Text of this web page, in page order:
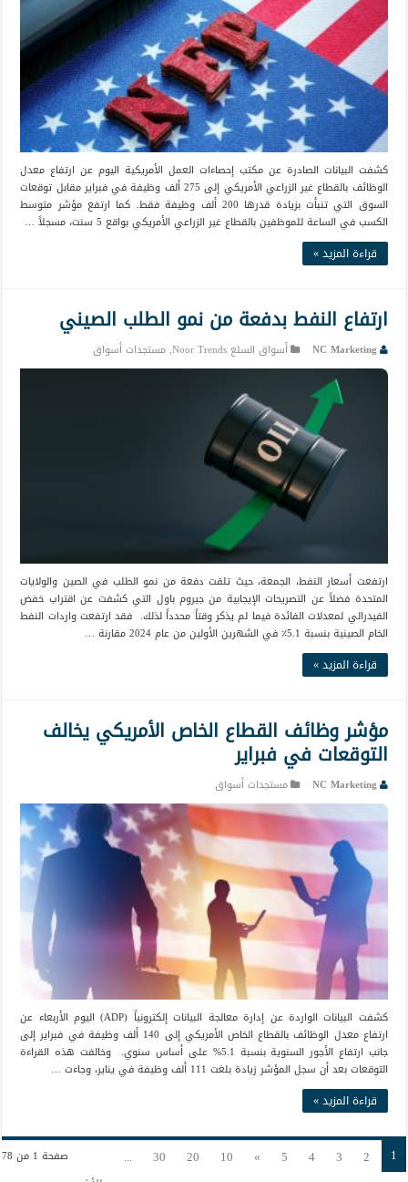
كشفت البيانات الصادرة عن مكتب إحصاءات العمل الأمريكية اليوم عن ارتفاع معدل
الوظائف بالقطاع غير الزراعي الأمريكي إلى 275 ألف وظيفة في فبراير مقابل توقعات
السوق التي تنبأت بزيادة قدرها 200 ألف وظيفة فقط. كما ارتفع مؤشر متوسط
الكسب في الساعة للموظفين بالقطاع غير الزراعي الأمريكي بواقع 5 سنت، مسجلاً …
قراءة المزيد »
ارتفاع النفط بدفعة من نمو الطلب الصيني
NC Marketing أسواق السلع Noor Trends ,مستجدات أسواق
ارتفعت أسعار النفط، الجمعة، حيث تلقت دفعة من نمو الطلب في الصين والولايات
المتحدة فضلاً عن التصريحات الإيجابية من جيروم باول التي كشفت عن اقتراب خفض
الفيدرالي لمعدلات الفائدة فيما لم يذكر وقتاً محدداً لذلك. فقد ارتفعت واردات النفط
الخام الصينية بنسبة 5.1٪ في الشهرين الأولين من عام 2024 مقارنة …
قراءة المزيد »
مؤشر وظائف القطاع الخاص الأمريكي يخالف
التوقعات في فبراير
NC Marketing مستجدات أسواق
كشفت البيانات الواردة عن إدارة معالجة البيانات إلكترونياً (ADP) اليوم الأربعاء عن
ارتفاع معدل الوظائف بالقطاع الخاص الأمريكي إلى 140 ألف وظيفة في فبراير إلى
جانب ارتفاع الأجور السنوية بنسبة 5.1% على أساس سنوي. وخالفت هذه القراءة
التوقعات بعد أن سجل المؤشر زيادة بلغت 111 ألف وظيفة في يناير، وجاءت …
قراءة المزيد »
صفحة 1 من 78 1
2
3
4
5
»
10
20
30
...